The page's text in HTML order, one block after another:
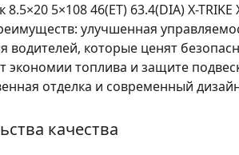
8.5×20 5×108 46(ET) 63.4(DIA) X-TRIKE
улучшенная
водителей, которые ценят
экономии топлива и защите
отделка и современный
качества